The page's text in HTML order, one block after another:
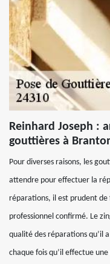
Reinhard Joseph :
gouttières à
Pour diverses raisons, les
attendre pour effectuer la
réparations, il est prudent
professionnel confirmé. Le
qualité des réparations qu’il
chaque fois qu’il effectue